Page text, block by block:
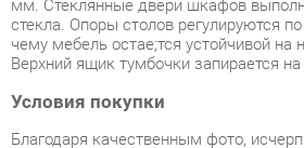
Условия покупки
Благодаря качественным фото,
покупателей маркетплэйса «Детская
темный дуб» категории Готовые